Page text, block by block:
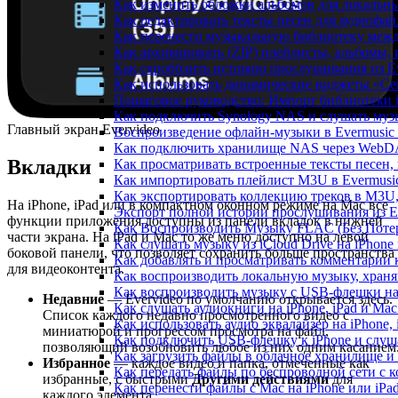
Как изменить обложки альбомов для
Как редактировать тексты песен для
Как перенести музыкальную библиотеку
Как архивировать (ZIP) плейлисты, альбомы,
Как скробблить историю прослушивания из
Как использовать динамические виджеты
Пошаговое руководство: Импорт библиотеки
Как подключить Synology NAS и слушать
Воспроизведение офлайн-музыки в
Как подключить хранилище NAS через
Как просматривать встроенные тексты
Как импортировать плейлист M3U в
Как экспортировать коллекцию треков в
Экспорт полной истории прослушивания из
Как Воспроизводить Музыку FLAC (Без
Как слушать музыку из iCloud Drive на
Как добавлять и просматривать
Как воспроизводить локальную музыку,
Как воспроизводить музыку с USB-флешки
Как слушать аудиокниги на iPhone, iPad и
Как использовать аудио эквалайзер на
Как подключить USB-флешку к iPhone и
Как загрузить файлы в облачное хранилище
Как передать файлы по беспроводной сети
Как перенести файлы с Mac на iPhone или
Главный экран Evervideo
Вкладки
На iPhone, iPad или в компактном оконном режиме на Mac все
функции приложения доступны из панели вкладок в нижней
части экрана. На iPad и Mac то же меню доступно на левой
боковой панели, что позволяет сохранить больше пространства
для видеоконтента.
Недавние — Evervideo по умолчанию открывается здесь.
Список каждого недавно просмотренного видео с
миниатюрой и прогрессом просмотра на файл,
позволяющий возобновить любое из них одним
Избранное — каждое видео и папка, отмеченные как
избранные, с быстрымиДругими действиямидля
каждого элемента.